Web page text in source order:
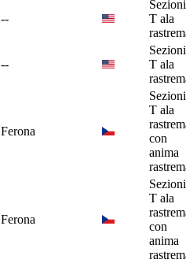
--
T ala
--
T ala
Ferona
T ala
con
anima
Ferona
T ala
con
anima